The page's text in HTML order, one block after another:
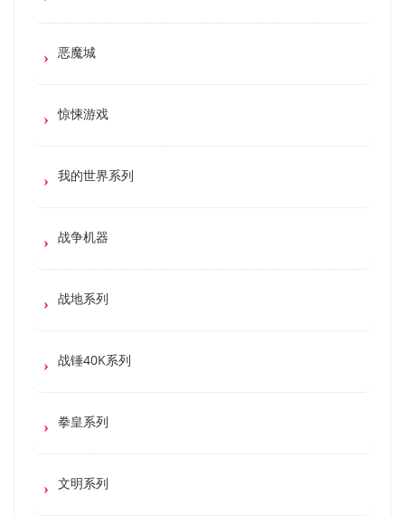
恶魔城
惊悚游戏
我的世界系列
战争机器
战地系列
战锤40K系列
拳皇系列
文明系列